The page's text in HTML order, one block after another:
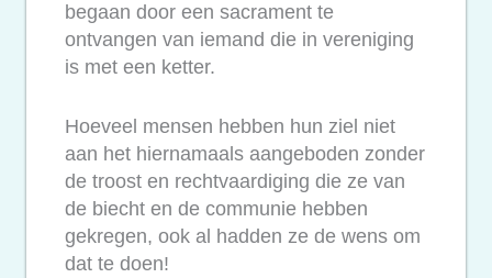
begaan door een sacrament te
ontvangen van iemand die in vereniging
is met een ketter.
Hoeveel mensen hebben hun ziel niet
aan het hiernamaals aangeboden zonder
de troost en rechtvaardiging die ze van
de biecht en de communie hebben
gekregen, ook al hadden ze de wens om
dat te doen!